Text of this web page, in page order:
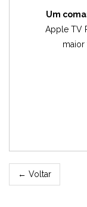
Um
Apple TV
maior
← Voltar